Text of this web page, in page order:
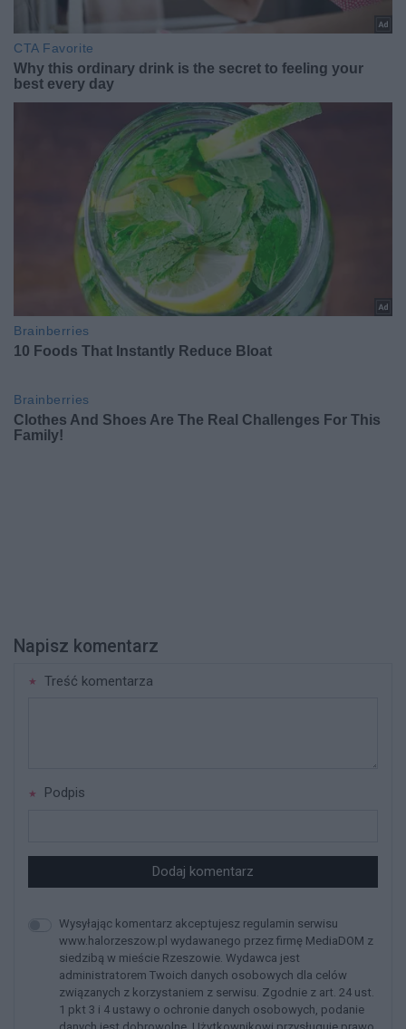
Napisz komentarz
Treść komentarza
Podpis
Dodaj komentarz
Wysyłając komentarz akceptujesz regulamin serwisu
www.halorzeszow.pl wydawanego przez firmę MediaDOM z
siedzibą w mieście Rzeszowie. Wydawca jest
administratorem Twoich danych osobowych dla celów
związanych z korzystaniem z serwisu. Zgodnie z art. 24 ust.
1 pkt 3 i 4 ustawy o ochronie danych osobowych, podanie